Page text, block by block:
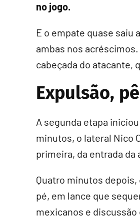
no jogo.
E o empate quase saiu
ambas nos
cabeçada do atacante,
Expulsão,
A segunda etapa
minutos, o lateral Nico
primeira, da entrada da
Quatro minutos depois,
pé, em lance que
mexicanos e